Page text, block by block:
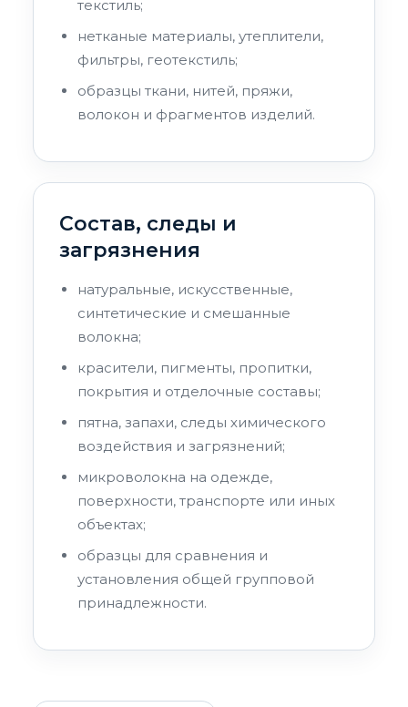
текстиль;
нетканые материалы, утеплители,
фильтры, геотекстиль;
образцы ткани, нитей, пряжи,
волокон и фрагментов изделий.
Состав, следы и
загрязнения
натуральные, искусственные,
синтетические и смешанные
волокна;
красители, пигменты, пропитки,
покрытия и отделочные составы;
пятна, запахи, следы химического
воздействия и загрязнений;
микроволокна на одежде,
поверхности, транспорте или иных
объектах;
образцы для сравнения и
установления общей групповой
принадлежности.